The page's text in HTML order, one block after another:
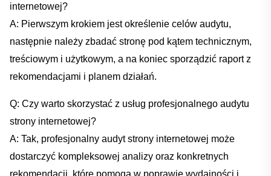
internetowej?
A: Pierwszym krokiem jest określenie ‌celów audytu,
następnie ‍należy zbadać stronę pod kątem technicznym,
treściowym i użytkowym, a na‍ koniec sporządzić raport z
rekomendacjami i planem ‍działań.
Q: Czy warto skorzystać z usług ‌profesjonalnego​ audytu⁢
strony internetowej?
A: Tak, profesjonalny audyt ‍strony internetowej⁤ może
dostarczyć kompleksowej analizy oraz⁢ konkretnych ​
rekomendacji, które pomogą ⁤w poprawie wydajności i